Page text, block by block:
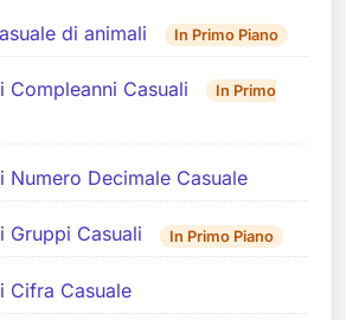
di animali In Primo Piano
Compleanni Casuali
In Primo
Numero Decimale Casuale
Gruppi Casuali In Primo Piano
Cifra Casuale